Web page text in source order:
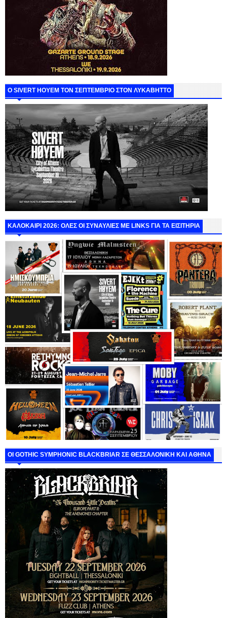
Ο SIVERT HOYEM ΤΟΝ ΣΕΠΤΕΜΒΡΙΟ ΣΤΟΝ ΛΥΚΑΒΗΤΤΟ
ΚΑΛΟΚΑΙΡΙ 2026: ΟΛΕΣ ΟΙ ΣΥΝΑΥΛΙΕΣ ΜΕ LINKS ΓΙΑ ΤΑ ΕΙΣΙΤΗΡΙΑ
ΟΙ GOTHIC SYMPHONIC BLACKBRIAR ΣΕ ΘΕΣΣΑΛΟΝΙΚΗ ΚΑΙ ΑΘΗΝΑ